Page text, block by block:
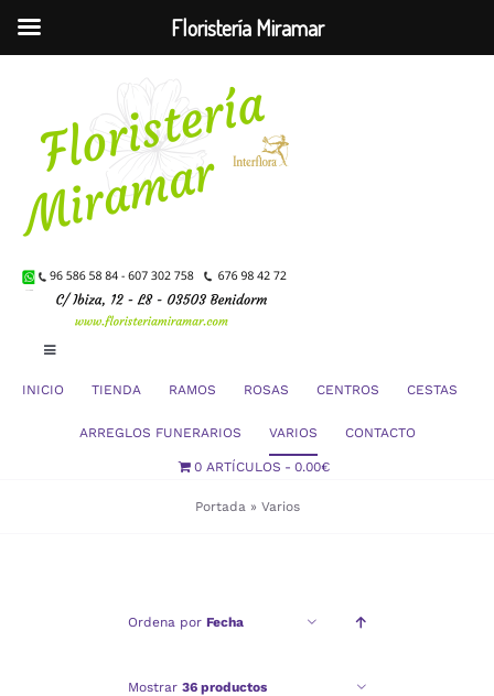
contenido
Toggle
Politica de privacidad
INICIO TIENDA RAMOS ROSAS CENTROS CESTAS
ARREGLOS FUNERARIOS VARIOS CONTACTO
0 ARTÍCULOS 0.00€
Portada » Varios
Ordena por Fecha
Mostrar 36 productos
Floristería Miramar